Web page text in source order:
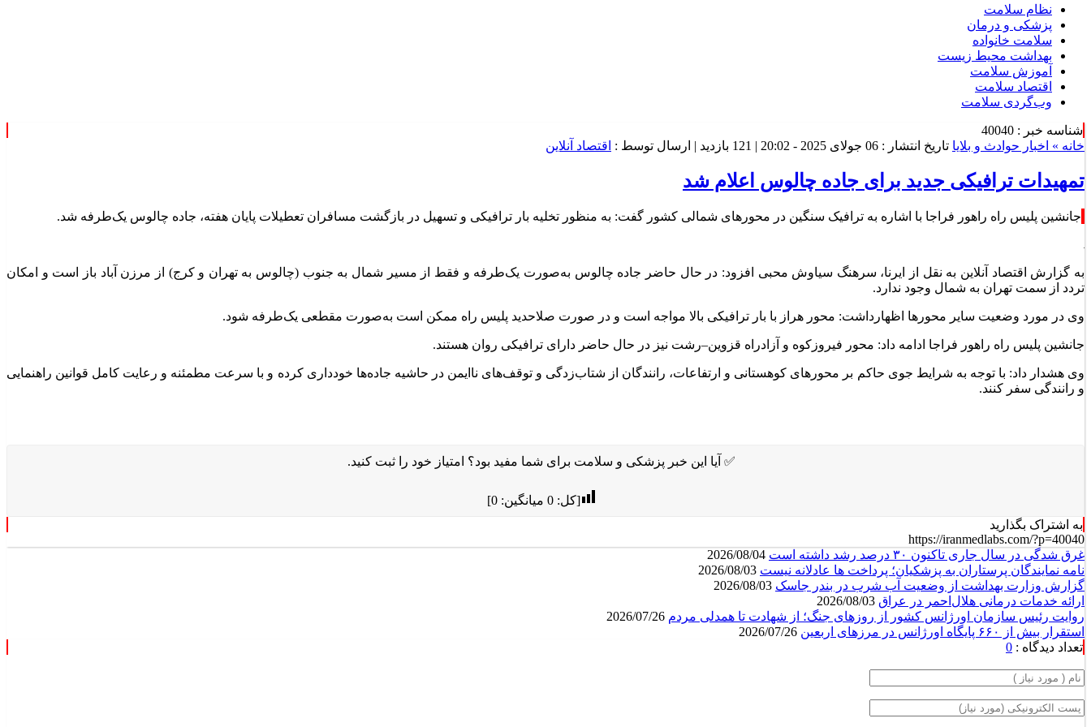
نظام سلامت
پزشکی و درمان
سلامت خانواده
بهداشت محیط زیست
آموزش سلامت
اقتصاد سلامت
وب‌گردی سلامت
شناسه خبر : 40040
خانه » اخبار حوادث و بلایا تاریخ انتشار : 06 جولای 2025 - 20:02 | 121 بازدید | ارسال توسط : اقتصاد آنلاین
تمهیدات ترافیکی جدید برای جاده چالوس اعلام شد
جانشین پلیس راه راهور فراجا با اشاره به ترافیک سنگین در محورهای شمالی کشور گفت: به منظور تخلیه بار ترافیکی و تسهیل در بازگشت مسافران تعطیلات پایان هفته، جاده چالوس یک‌طرفه شد.
به گزارش اقتصاد آنلاین به نقل از ایرنا، سرهنگ سیاوش محبی افزود: در حال حاضر جاده چالوس به‌صورت یک‌طرفه و فقط از مسیر شمال به جنوب (چالوس به تهران و کرج) از مرزن آباد باز است و امکان
تردد از سمت تهران به شمال وجود ندارد.
وی در مورد وضعیت سایر محور‌ها اظهارداشت: محور هراز با بار ترافیکی بالا مواجه است و در صورت صلاحدید پلیس راه ممکن است به‌صورت مقطعی یک‌طرفه شود.
جانشین پلیس راه راهور فراجا ادامه داد: محور فیروزکوه و آزادراه قزوین–رشت نیز در حال حاضر دارای ترافیکی روان هستند.
وی هشدار داد: با توجه به شرایط جوی حاکم بر محور‌های کوهستانی و ارتفاعات، رانندگان از شتاب‌زدگی و توقف‌های ناایمن در حاشیه جاده‌ها خودداری کرده و با سرعت مطمئنه و رعایت کامل قوانین راهنمایی
و رانندگی سفر کنند.
✅ آیا این خبر پزشکی و سلامت برای شما مفید بود؟ امتیاز خود را ثبت کنید.
[کل:0 میانگین:0
]
به اشتراک بگذارید
https://iranmedlabs.com/?p=40040
غرق شدگی در سال جاری تاکنون ۳۰ درصد رشد داشته است
نامه نمایندگان پرستاران به پزشکیان؛ پرداخت ها عادلانه نیست
گزارش وزارت بهداشت از وضعیت آب شرب در بندر جاسک
ارائه خدمات درمانی هلال‌احمر در عراق
روایت رئیس سازمان اورژانس کشور از روزهای جنگ؛ از شهادت تا همدلی مردم
استقرار بیش از ۶۶۰ پایگاه اورژانس در مرزهای اربعین
تعداد دیدگاه : 0